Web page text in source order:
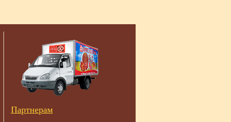
Партнерам